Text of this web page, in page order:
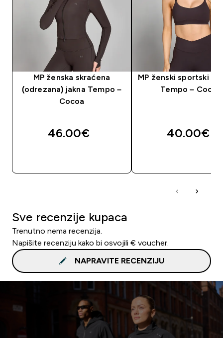
MP ženska skraćena
(odrezana) jakna Tempo –
Cocoa
46.00€‎
MP ženski sportski
Tempo – Cocoa
40.00€‎
Sve recenzije kupaca
Trenutno nema recenzija.
Napišite recenziju kako bi osvojili € voucher.
NAPRAVITE RECENZIJU